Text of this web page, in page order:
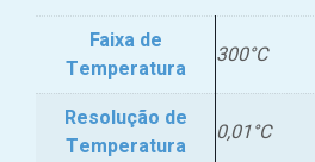
Faixa de
Temperatura
300°C
Resolução de
Temperatura
0,01°C